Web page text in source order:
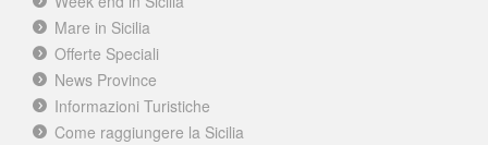
Mare in Sicilia
Offerte Speciali
News Province
Informazioni Turistiche
Come raggiungere la Sicilia